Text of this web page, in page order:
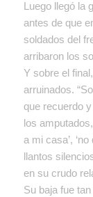
Luego llegó la
antes de que
soldados del
arribaron los
Y sobre el
arruinados.
que recuerdo
los
a mi casa’,
llantos
en su crudo
Su baja fue